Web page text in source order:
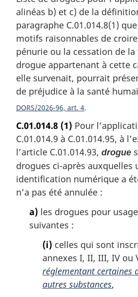
alinéas b) et c) de la
paragraphe C.01.014.8(1)
motifs raisonnables de
pénurie ou la cessation de
drogue appartenant à cette
elle survenait, pourrait
de préjudice à la santé
DORS/2026-96, art. 4
C.01.014.8 (1) Pour
C.01.014.9 à C.01.014.95, à
l’article C.01.014.93, drogue
drogues ci-après auxquelles
identification numérique a
n’a pas été annulée :
a) les drogues pour
suivantes :
(i) celles qui sont
annexes I, II, III, IV ou
réglementant certaines
autres substances,